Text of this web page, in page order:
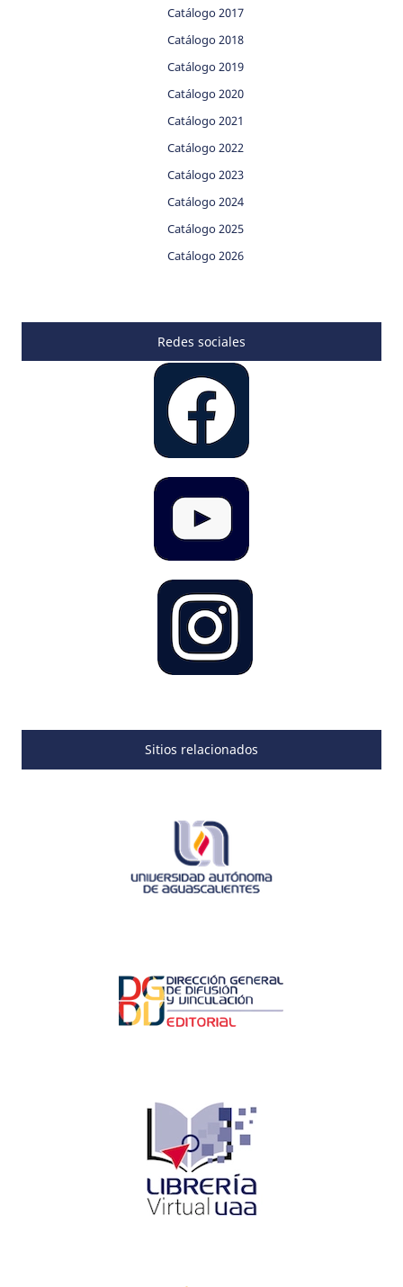
Catálogo 2017
Catálogo 2018
Catálogo 2019
Catálogo 2020
Catálogo 2021
Catálogo 2022
Catálogo 2023
Catálogo 2024
Catálogo 2025
Catálogo 2026
Redes sociales
Sitios relacionados